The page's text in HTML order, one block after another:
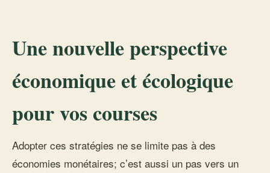
Une nouvelle perspective
économique et écologique
pour vos courses
Adopter ces stratégies ne se limite pas à des
économies monétaires; c’est aussi un pas vers un